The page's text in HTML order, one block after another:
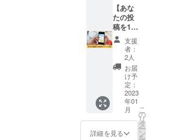
する場
合等、
掲載を
お断り
させて
いただ
く場合
があり
ます。
お断り
させて
いただ
いた場
合にお
礼の
メール
付き。
※メール
にてダ
ウン
ロード
できる
リンク
をお送
りしま
す。 ※
掲載内
容は
【あな
たの投
稿を1ヶ
月引用
リツ
イート
しま
す】
Twitter
フォロ
ワー2.4
万人の
ひまわ
りコー
支援
者：
2人
お届
け予
定：
2023
年01
月
詳細を見る
こ
の
リ
タ
ー
ン